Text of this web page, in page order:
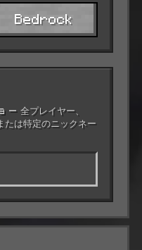
Bedrock
— 全プレイヤー、
は特定のニックネー